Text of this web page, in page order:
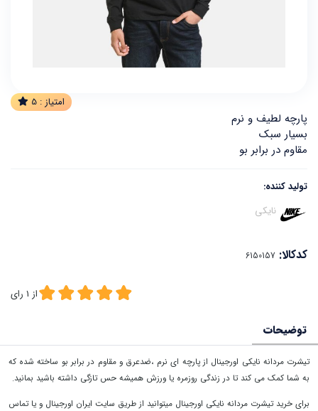
امتیاز : 5
پارچه لطیف و نرم
بسیار سبک
مقاوم در برابر بو
تولید کننده:
نایکی
کدکالا:
از 1 رای
توضیحات
تیشرت مردانه نایکی اورجینال از پارچه ای نرم ،ضدعرق و مقاوم در برابر بو ساخته شده که
به شما کمک می کند تا در زندگی روزمره یا ورزش همیشه حس تازگی داشته باشید بمانید.
برای خرید تیشرت مردانه نایکی اورجینال میتوانید از طریق سایت ایران اورجینال و یا تماس